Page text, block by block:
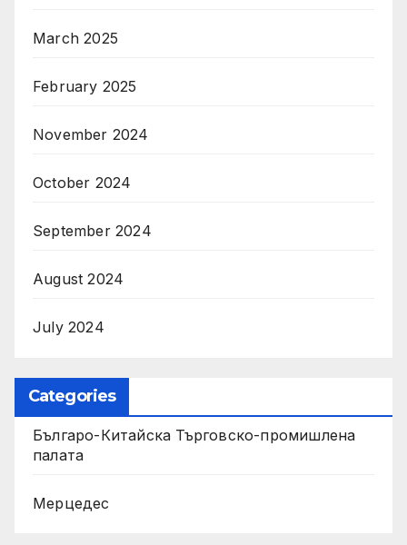
March 2025
February 2025
November 2024
October 2024
September 2024
August 2024
July 2024
Categories
Българо-Китайска Търговско-промишлена
палaта
Мерцедес